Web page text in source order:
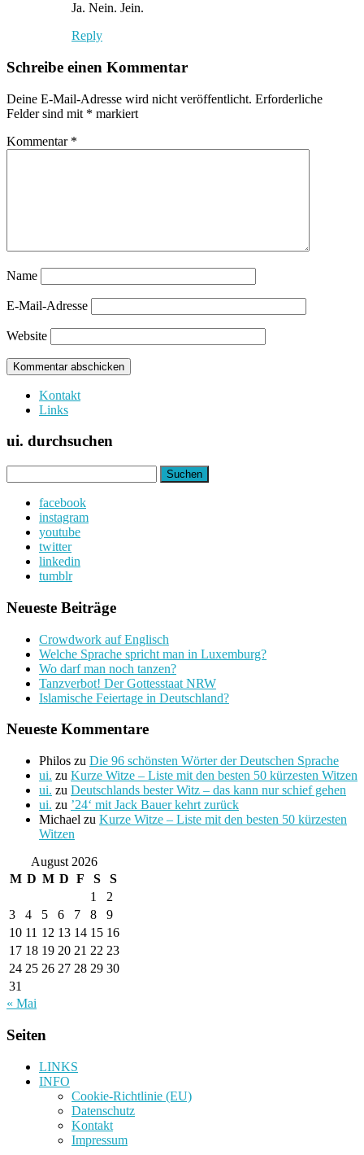
Ja. Nein. Jein.
Reply
Schreibe einen Kommentar
Deine E-Mail-Adresse wird nicht veröffentlicht. Erforderliche
Felder sind mit * markiert
Kommentar *
Name
E-Mail-Adresse
Website
Kontakt
Links
ui. durchsuchen
nach:
facebook
instagram
youtube
twitter
linkedin
tumblr
Neueste Beiträge
Crowdwork auf Englisch
Welche Sprache spricht man in Luxemburg?
Wo darf man noch tanzen?
Tanzverbot! Der Gottesstaat NRW
Islamische Feiertage in Deutschland?
Neueste Kommentare
Philos zu Die 96 schönsten Wörter der Deutschen Sprache
ui. zu Kurze Witze – Liste mit den besten 50 kürzesten Witzen
ui. zu Deutschlands bester Witz – das kann nur schief gehen
ui. zu ’24‘ mit Jack Bauer kehrt zurück
Michael zu Kurze Witze – Liste mit den besten 50 kürzesten
Witzen
August 2026
M D M D F S
S
1
2
3
4 5 6 7 8
9
10 11 12 13 14 15 16
17 18 19 20 21 22 23
24 25 26 27 28 29 30
31
« Mai
Seiten
LINKS
INFO
Cookie-Richtlinie (EU)
Datenschutz
Kontakt
Impressum